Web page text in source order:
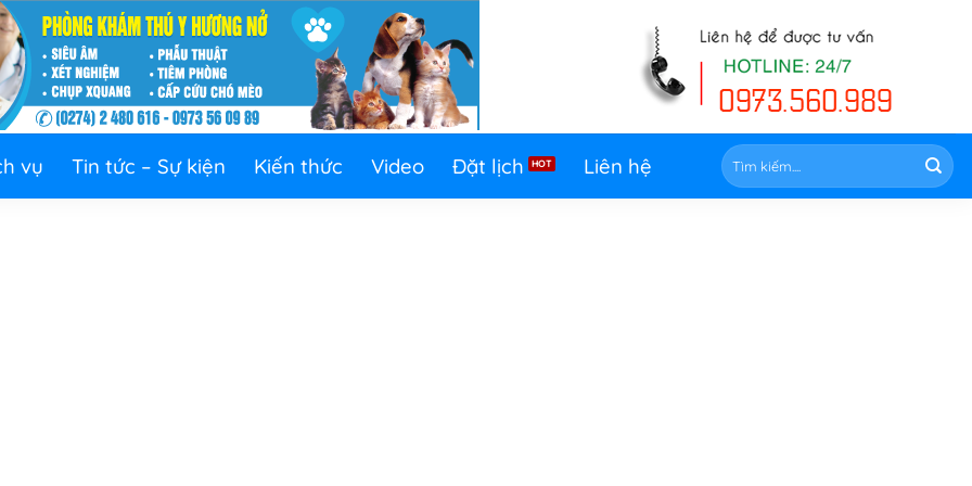
vụ Tin tức – Sự kiện Kiến thức Video Đặt lịch Liên hệ
Tìm
kiếm: